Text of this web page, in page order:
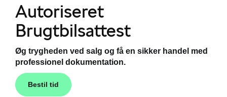
Autoriseret
Brugtbilsattest
Øg trygheden ved salg og få en sikker handel med
professionel dokumentation.
Bestil tid